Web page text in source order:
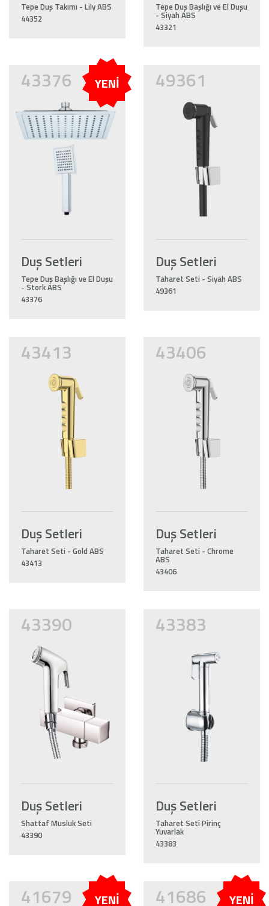
Tepe Duş Takımı - Lily ABS
44352
Tepe Duş Başlığı ve El Duşu
- Siyah ABS
43321
43376 YENİ
Duş Setleri
Tepe Duş Başlığı ve El Duşu
- Stork ABS
43376
49361
Duş Setleri
Taharet Seti - Siyah ABS
49361
43413
Duş Setleri
Taharet Seti - Gold ABS
43413
43406
Duş Setleri
Taharet Seti - Chrome
ABS
43406
43390
Duş Setleri
Shattaf Musluk Seti
43390
43383
Duş Setleri
Taharet Seti Pirinç
Yuvarlak
43383
41679 YENİ 41686 YENİ